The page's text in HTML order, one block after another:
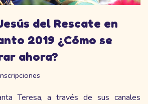
del Rescate en
2019 ¿Cómo se
ahora?
Teresa, a través de sus canales